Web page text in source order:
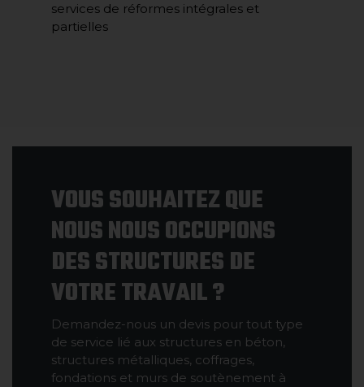
services de réformes intégrales et
partielles
VOUS SOUHAITEZ QUE
NOUS NOUS OCCUPIONS
DES STRUCTURES DE
VOTRE TRAVAIL ?
Demandez-nous un devis pour tout type
de service lié aux structures en béton,
structures métalliques, coffrages,
fondations et murs de soutènement à